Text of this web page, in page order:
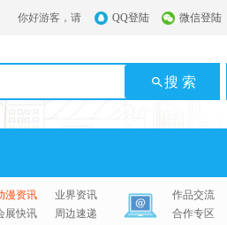
你好游客，请 QQ登陆 微信登陆
搜 索
漫资讯
业界资讯
展快讯
周边速递
作品交流
合作专区